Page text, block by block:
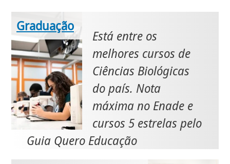
Graduação
Está entre os
melhores cursos de
Ciências Biológicas
do país. Nota
máxima no Enade e
cursos 5 estrelas pelo
Guia Quero Educação